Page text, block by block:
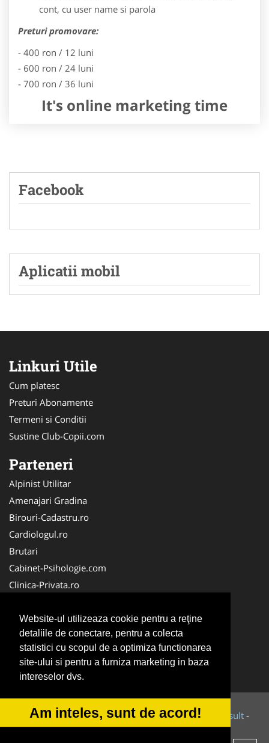
Website-ul utilizeaza cookie pentru a reţine
detaliile de conectare, pentru a colecta
statistici cu scopul de a optimiza functionarea
site-ului si pentru a furniza marketing in baza
intereselor dvs.
Am inteles, sunt de acord!
cont, cu user name si parola
Preturi promovare:
- 400 ron / 12 luni
- 600 ron / 24 luni
- 700 ron / 36 luni
It's online marketing time
Facebook
Aplicatii mobil
Linkuri Utile
Cum platesc
Preturi Abonamente
Termeni si Conditii
Sustine Club-Copii.com
Parteneri
Alpinist Utilitar
Amenajari Gradina
Birouri-Cadastru.ro
Cardiologul.ro
Brutari
Cabinet-Psihologie.com
Clinica-Privata.ro
Cabinet-Individual.ro
CentruInchirieri.ro
Echipamente Romania
MedicAcupunctura.ro
© 2014-2026 Powered byVilonMedia&Tokaido Consult -
ANPC SOL